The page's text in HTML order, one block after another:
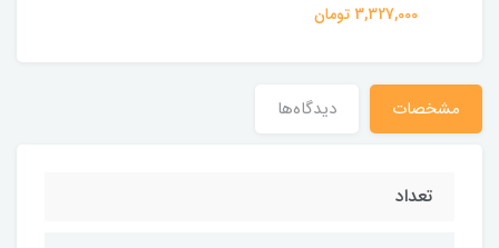
3,327,000 تومان
مشخصات دیدگاه‌ها
تعداد